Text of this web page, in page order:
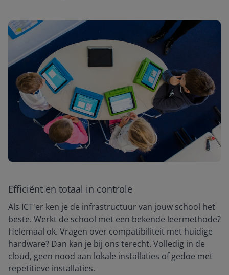
Efficiënt en totaal in controle
Als ICT'er ken je de infrastructuur van jouw school het
beste. Werkt de school met een bekende leermethode?
Helemaal ok. Vragen over compatibiliteit met huidige
hardware? Dan kan je bij ons terecht. Volledig in de
cloud, geen nood aan lokale installaties of gedoe met
repetitieve installaties.